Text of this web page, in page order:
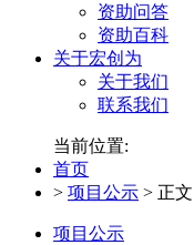
资助问答
资助百科
关于宏创为
关于我们
联系我们
当前位置:
首页
> 项目公示 > 正文
项目公示